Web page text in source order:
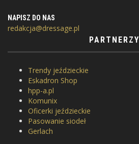
NAPISZ DO NAS
redakcja@dressage.pl
PARTNERZY
Trendy jeździeckie
Eskadron Shop
hpp-a.pl
Komunix
Oficerki jeździeckie
Pasowanie siodeł
Gerlach